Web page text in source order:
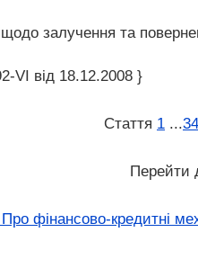
залучення та
VI від 18.12.2008 }
Стаття 1 ...34
Перейти
фінансово-кредитні